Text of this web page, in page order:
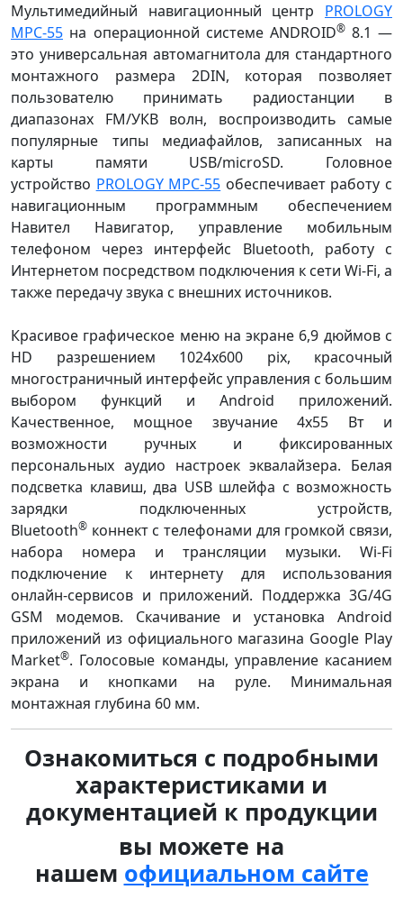
Мультимедийный навигационный центр PROLOGY
MPC-55 на операционной системе ANDROID® 8.1 —
это универсальная автомагнитола для стандартного
монтажного размера 2DIN, которая позволяет
пользователю принимать радиостанции в
диапазонах FM/УКВ волн, воспроизводить самые
популярные типы медиафайлов, записанных на
карты памяти USB/microSD. Головное
устройство PROLOGY MPC-55 обеспечивает работу с
навигационным программным обеспечением
Навител Навигатор, управление мобильным
телефоном через интерфейс Bluetooth, работу c
Интернетом посредством подключения к сети Wi-Fi, а
также передачу звука с внешних источников.
Красивое графическое меню на экране 6,9 дюймов с
HD разрешением 1024x600 pix, красочный
многостраничный интерфейс управления с большим
выбором функций и Android приложений.
Качественное, мощное звучание 4x55 Вт и
возможности ручных и фиксированных
персональных аудио настроек эквалайзера. Белая
подсветка клавиш, два USB шлейфа с возможность
зарядки подключенных устройств,
Bluetooth® коннект с телефонами для громкой связи,
набора номера и трансляции музыки. Wi-Fi
подключение к интернету для использования
онлайн-сервисов и приложений. Поддержка 3G/4G
GSM модемов. Скачивание и установка Android
приложений из официального магазина Google Play
Market®. Голосовые команды, управление касанием
экрана и кнопками на руле. Минимальная
монтажная глубина 60 мм.
Ознакомиться с подробными
характеристиками и
документацией к продукции
вы можете на
нашем официальном сайте